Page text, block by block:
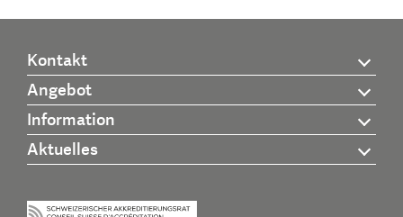
Kontakt
Angebot
Information
Aktuelles